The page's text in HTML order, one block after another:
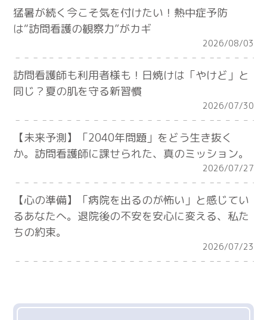
猛暑が続く今こそ気を付けたい！熱中症予防
は“訪問看護の観察力”がカギ
2026/08/03
訪問看護師も利用者様も！日焼けは「やけど」と
同じ？夏の肌を守る新習慣
2026/07/30
【未来予測】「2040年問題」をどう生き抜く
か。訪問看護師に課せられた、真のミッション。
2026/07/27
【心の準備】「病院を出るのが怖い」と感じてい
るあなたへ。退院後の不安を安心に変える、私た
ちの約束。
2026/07/23